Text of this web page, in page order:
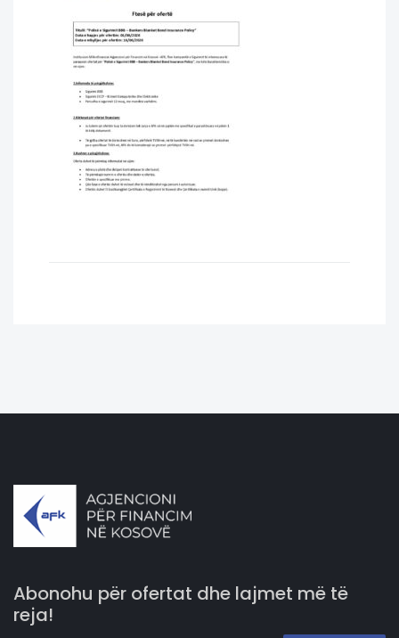
Abonohu për ofertat dhe lajmet më të
reja!